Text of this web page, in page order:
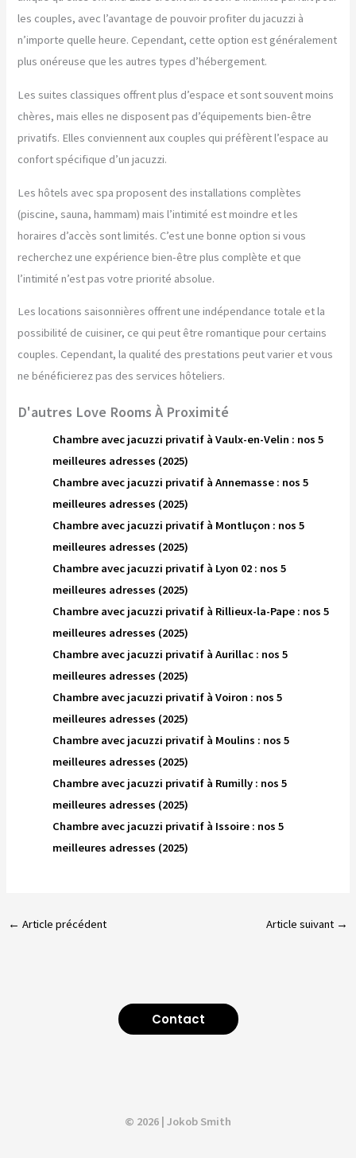
les couples, avec l’avantage de pouvoir profiter du jacuzzi à
n’importe quelle heure. Cependant, cette option est généralement
plus onéreuse que les autres types d’hébergement.
Les suites classiques offrent plus d’espace et sont souvent moins
chères, mais elles ne disposent pas d’équipements bien-être
privatifs. Elles conviennent aux couples qui préfèrent l’espace au
confort spécifique d’un jacuzzi.
Les hôtels avec spa proposent des installations complètes
(piscine, sauna, hammam) mais l’intimité est moindre et les
horaires d’accès sont limités. C’est une bonne option si vous
recherchez une expérience bien-être plus complète et que
l’intimité n’est pas votre priorité absolue.
Les locations saisonnières offrent une indépendance totale et la
possibilité de cuisiner, ce qui peut être romantique pour certains
couples. Cependant, la qualité des prestations peut varier et vous
ne bénéficierez pas des services hôteliers.
D'autres Love Rooms À Proximité
Chambre avec jacuzzi privatif à Vaulx-en-Velin : nos 5
meilleures adresses (2025)
Chambre avec jacuzzi privatif à Annemasse : nos 5
meilleures adresses (2025)
Chambre avec jacuzzi privatif à Montluçon : nos 5
meilleures adresses (2025)
Chambre avec jacuzzi privatif à Lyon 02 : nos 5
meilleures adresses (2025)
Chambre avec jacuzzi privatif à Rillieux-la-Pape : nos 5
meilleures adresses (2025)
Chambre avec jacuzzi privatif à Aurillac : nos 5
meilleures adresses (2025)
Chambre avec jacuzzi privatif à Voiron : nos 5
meilleures adresses (2025)
Chambre avec jacuzzi privatif à Moulins : nos 5
meilleures adresses (2025)
Chambre avec jacuzzi privatif à Rumilly : nos 5
meilleures adresses (2025)
Chambre avec jacuzzi privatif à Issoire : nos 5
meilleures adresses (2025)
← Article précédent Article suivant →
Contact
© 2026 | Jokob Smith